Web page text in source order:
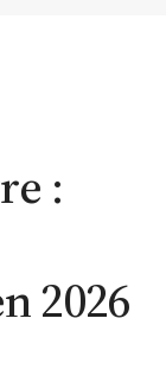
:
2026